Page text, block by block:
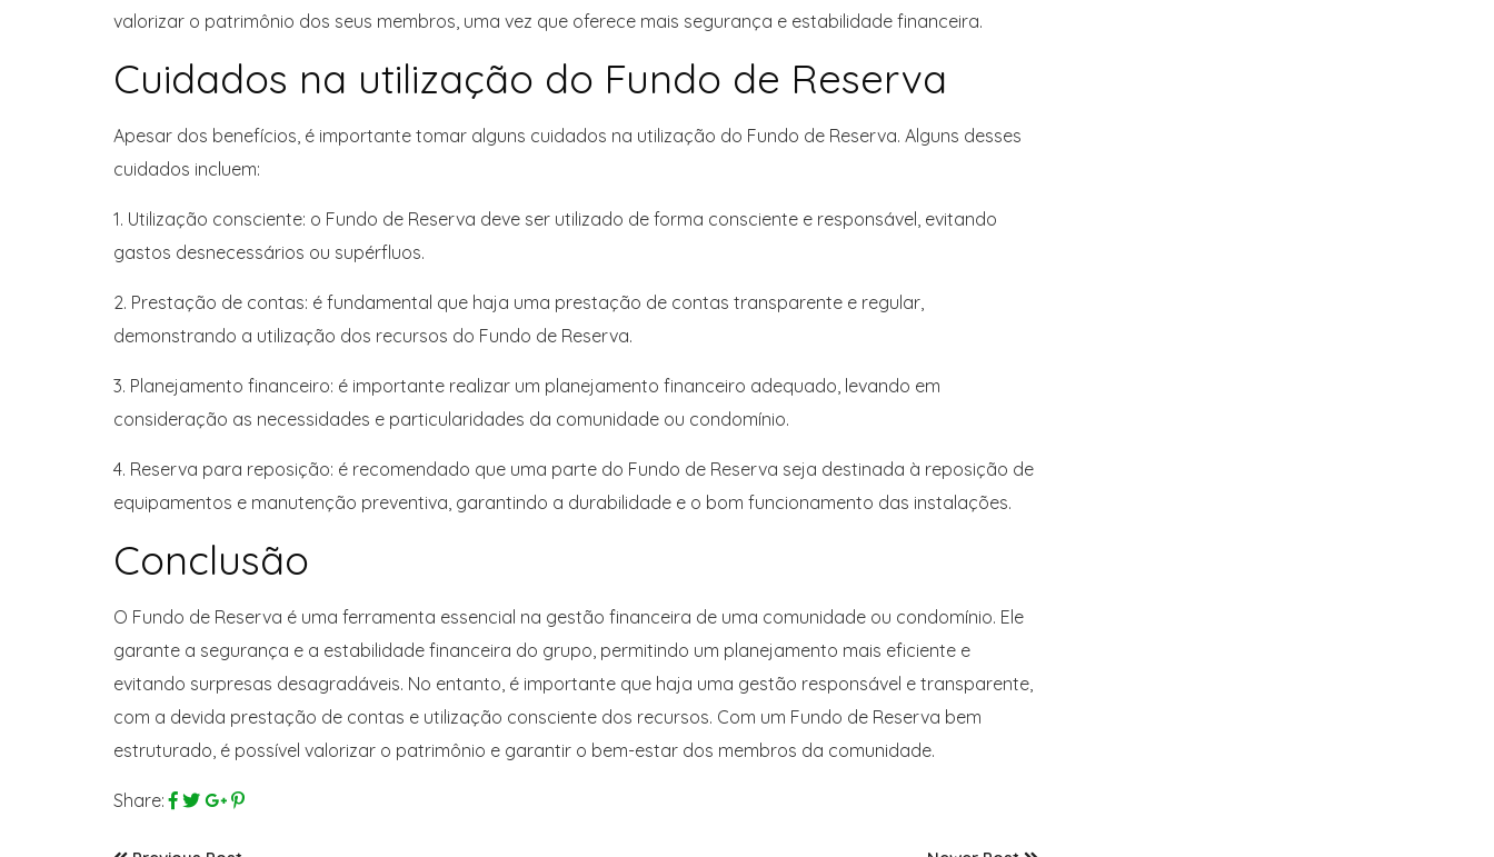
valorizar o patrimônio dos seus membros, uma vez que oferece mais segurança e estabilidade financeira.
Cuidados na utilização do Fundo de Reserva
Apesar dos benefícios, é importante tomar alguns cuidados na utilização do Fundo de Reserva. Alguns desses
cuidados incluem:
1. Utilização consciente: o Fundo de Reserva deve ser utilizado de forma consciente e responsável, evitando
gastos desnecessários ou supérfluos.
2. Prestação de contas: é fundamental que haja uma prestação de contas transparente e regular,
demonstrando a utilização dos recursos do Fundo de Reserva.
3. Planejamento financeiro: é importante realizar um planejamento financeiro adequado, levando em
consideração as necessidades e particularidades da comunidade ou condomínio.
4. Reserva para reposição: é recomendado que uma parte do Fundo de Reserva seja destinada à reposição de
equipamentos e manutenção preventiva, garantindo a durabilidade e o bom funcionamento das instalações.
Conclusão
O Fundo de Reserva é uma ferramenta essencial na gestão financeira de uma comunidade ou condomínio. Ele
garante a segurança e a estabilidade financeira do grupo, permitindo um planejamento mais eficiente e
evitando surpresas desagradáveis. No entanto, é importante que haja uma gestão responsável e transparente,
com a devida prestação de contas e utilização consciente dos recursos. Com um Fundo de Reserva bem
estruturado, é possível valorizar o patrimônio e garantir o bem-estar dos membros da comunidade.
Share: